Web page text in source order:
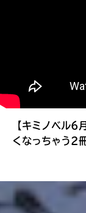
【キミノベル6
くなっちゃう2